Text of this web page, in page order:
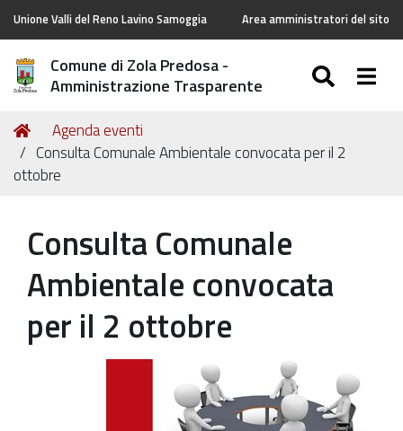
Unione Valli del Reno Lavino Samoggia Area amministratori del sito
Comune di Zola Predosa -
Amministrazione Trasparente
Tu
sei
qui:
Home
Agenda eventi
Consulta Comunale Ambientale convocata per il 2
ottobre
Consulta Comunale
Ambientale convocata
per il 2 ottobre
https://old.comune.zolapredosa.bo.it/events/consulta-